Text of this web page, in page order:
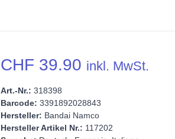
CHF 39.90 inkl. MwSt.
Art.-Nr.: 318398
Barcode: 3391892028843
Hersteller: Bandai Namco
Hersteller Artikel Nr.: 117202